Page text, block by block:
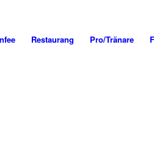
Restaurang Pro/Tränare